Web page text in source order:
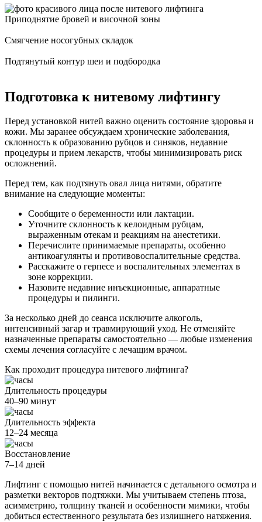
Приподнятие бровей и височной зоны
Смягчение носогубных складок
Подтянутый контур шеи и подбородка
Подготовка к нитевому лифтингу
Перед установкой нитей важно оценить состояние здоровья и
кожи. Мы заранее обсуждаем хронические заболевания,
склонность к образованию рубцов и синяков, недавние
процедуры и прием лекарств, чтобы минимизировать риск
осложнений.
Перед тем, как подтянуть овал лица нитями, обратите
внимание на следующие моменты:
Сообщите о беременности или лактации.
Уточните склонность к келоидным рубцам,
выраженным отекам и реакциям на анестетики.
Перечислите принимаемые препараты, особенно
антикоагулянты и противовоспалительные средства.
Расскажите о герпесе и воспалительных элементах в
зоне коррекции.
Назовите недавние инъекционные, аппаратные
процедуры и пилинги.
За несколько дней до сеанса исключите алкоголь,
интенсивный загар и травмирующий уход. Не отменяйте
назначенные препараты самостоятельно — любые изменения
схемы лечения согласуйте с лечащим врачом.
Как проходит процедура нитевого лифтинга?
Длительность процедуры
40–90 минут
Длительность эффекта
12–24 месяца
Восстановление
7–14 дней
Лифтинг с помощью нитей начинается с детального осмотра и
разметки векторов подтяжки. Мы учитываем степень птоза,
асимметрию, толщину тканей и особенности мимики, чтобы
добиться естественного результата без излишнего натяжения.